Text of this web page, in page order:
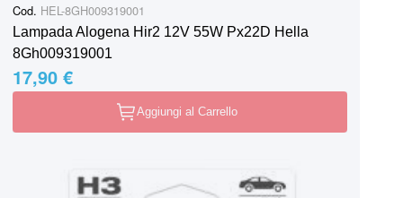
Cod. HEL-8GH009319001
Lampada Alogena Hir2 12V 55W Px22D Hella
8Gh009319001
17,90 €
Aggiungi al Carrello